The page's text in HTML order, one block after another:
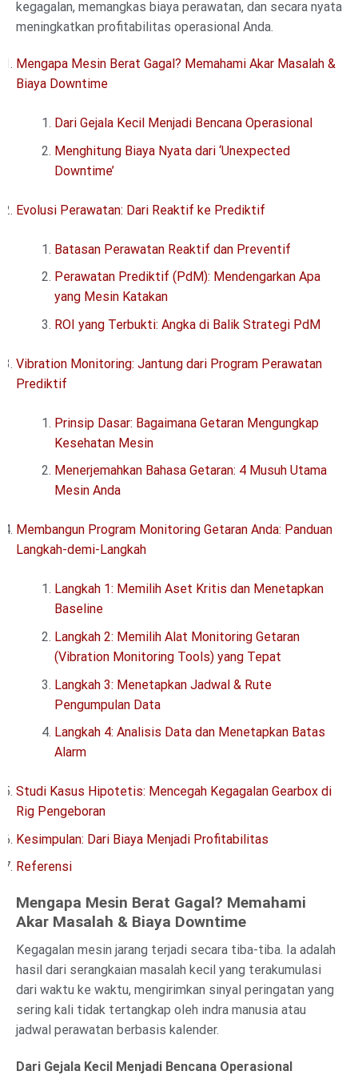
kegagalan, memangkas biaya perawatan, dan secara nyata
meningkatkan profitabilitas operasional Anda.
Mengapa Mesin Berat Gagal? Memahami Akar Masalah &
Biaya Downtime
Dari Gejala Kecil Menjadi Bencana Operasional
Menghitung Biaya Nyata dari ‘Unexpected
Downtime’
Evolusi Perawatan: Dari Reaktif ke Prediktif
Batasan Perawatan Reaktif dan Preventif
Perawatan Prediktif (PdM): Mendengarkan Apa
yang Mesin Katakan
ROI yang Terbukti: Angka di Balik Strategi PdM
Vibration Monitoring: Jantung dari Program Perawatan
Prediktif
Prinsip Dasar: Bagaimana Getaran Mengungkap
Kesehatan Mesin
Menerjemahkan Bahasa Getaran: 4 Musuh Utama
Mesin Anda
Membangun Program Monitoring Getaran Anda: Panduan
Langkah-demi-Langkah
Langkah 1: Memilih Aset Kritis dan Menetapkan
Baseline
Langkah 2: Memilih Alat Monitoring Getaran
(Vibration Monitoring Tools) yang Tepat
Langkah 3: Menetapkan Jadwal & Rute
Pengumpulan Data
Langkah 4: Analisis Data dan Menetapkan Batas
Alarm
Studi Kasus Hipotetis: Mencegah Kegagalan Gearbox di
Rig Pengeboran
Kesimpulan: Dari Biaya Menjadi Profitabilitas
Referensi
Mengapa Mesin Berat Gagal? Memahami
Akar Masalah & Biaya Downtime
Kegagalan mesin jarang terjadi secara tiba-tiba. Ia adalah
hasil dari serangkaian masalah kecil yang terakumulasi
dari waktu ke waktu, mengirimkan sinyal peringatan yang
sering kali tidak tertangkap oleh indra manusia atau
jadwal perawatan berbasis kalender.
Dari Gejala Kecil Menjadi Bencana Operasional